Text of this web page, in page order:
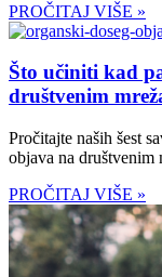
PROČITAJ VIŠE »
Što učiniti kad
društvenim
Pročitajte naših šest
objava na društvenim
PROČITAJ VIŠE »